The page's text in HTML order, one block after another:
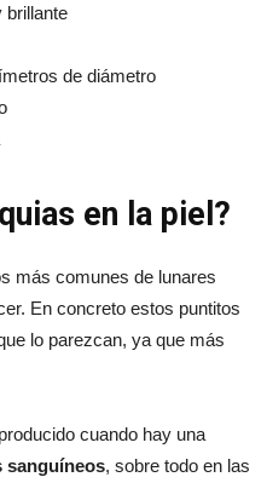
brillante
de diámetro
en la piel?
más comunes de lunares
En concreto estos puntitos
lo parezcan, ya que más
cuando hay una
sanguíneos, sobre todo en las